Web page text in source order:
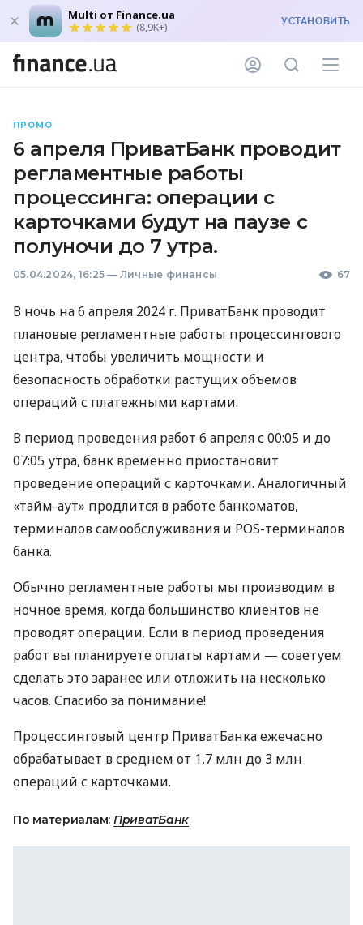
Multi от Finance.ua
(8,9K+) УСТАНОВИТЬ
ПРОМО
6 апреля ПриватБанк проводит
регламентные работы
процессинга: операции с
карточками будут на паузе с
полуночи до 7 утра.
05.04.2024, 16:25 — Личные финансы 67
В ночь на 6 апреля 2024 г. ПриватБанк проводит
плановые регламентные работы процессингового
центра, чтобы увеличить мощности и
безопасность обработки растущих объемов
операций с платежными картами.
В период проведения работ 6 апреля с 00:05 и до
07:05 утра, банк временно приостановит
проведение операций с карточками. Аналогичный
«тайм-аут» продлится в работе банкоматов,
терминалов самообслуживания и POS-терминалов
банка.
Обычно регламентные работы мы производим в
ночное время, когда большинство клиентов не
проводят операции. Если в период проведения
работ вы планируете оплаты картами — советуем
сделать это заранее или отложить на несколько
часов. Спасибо за понимание!
Процессинговый центр ПриватБанка ежечасно
обрабатывает в среднем от 1,7 млн ​​до 3 млн
операций с карточками.
По материалам: ПриватБанк